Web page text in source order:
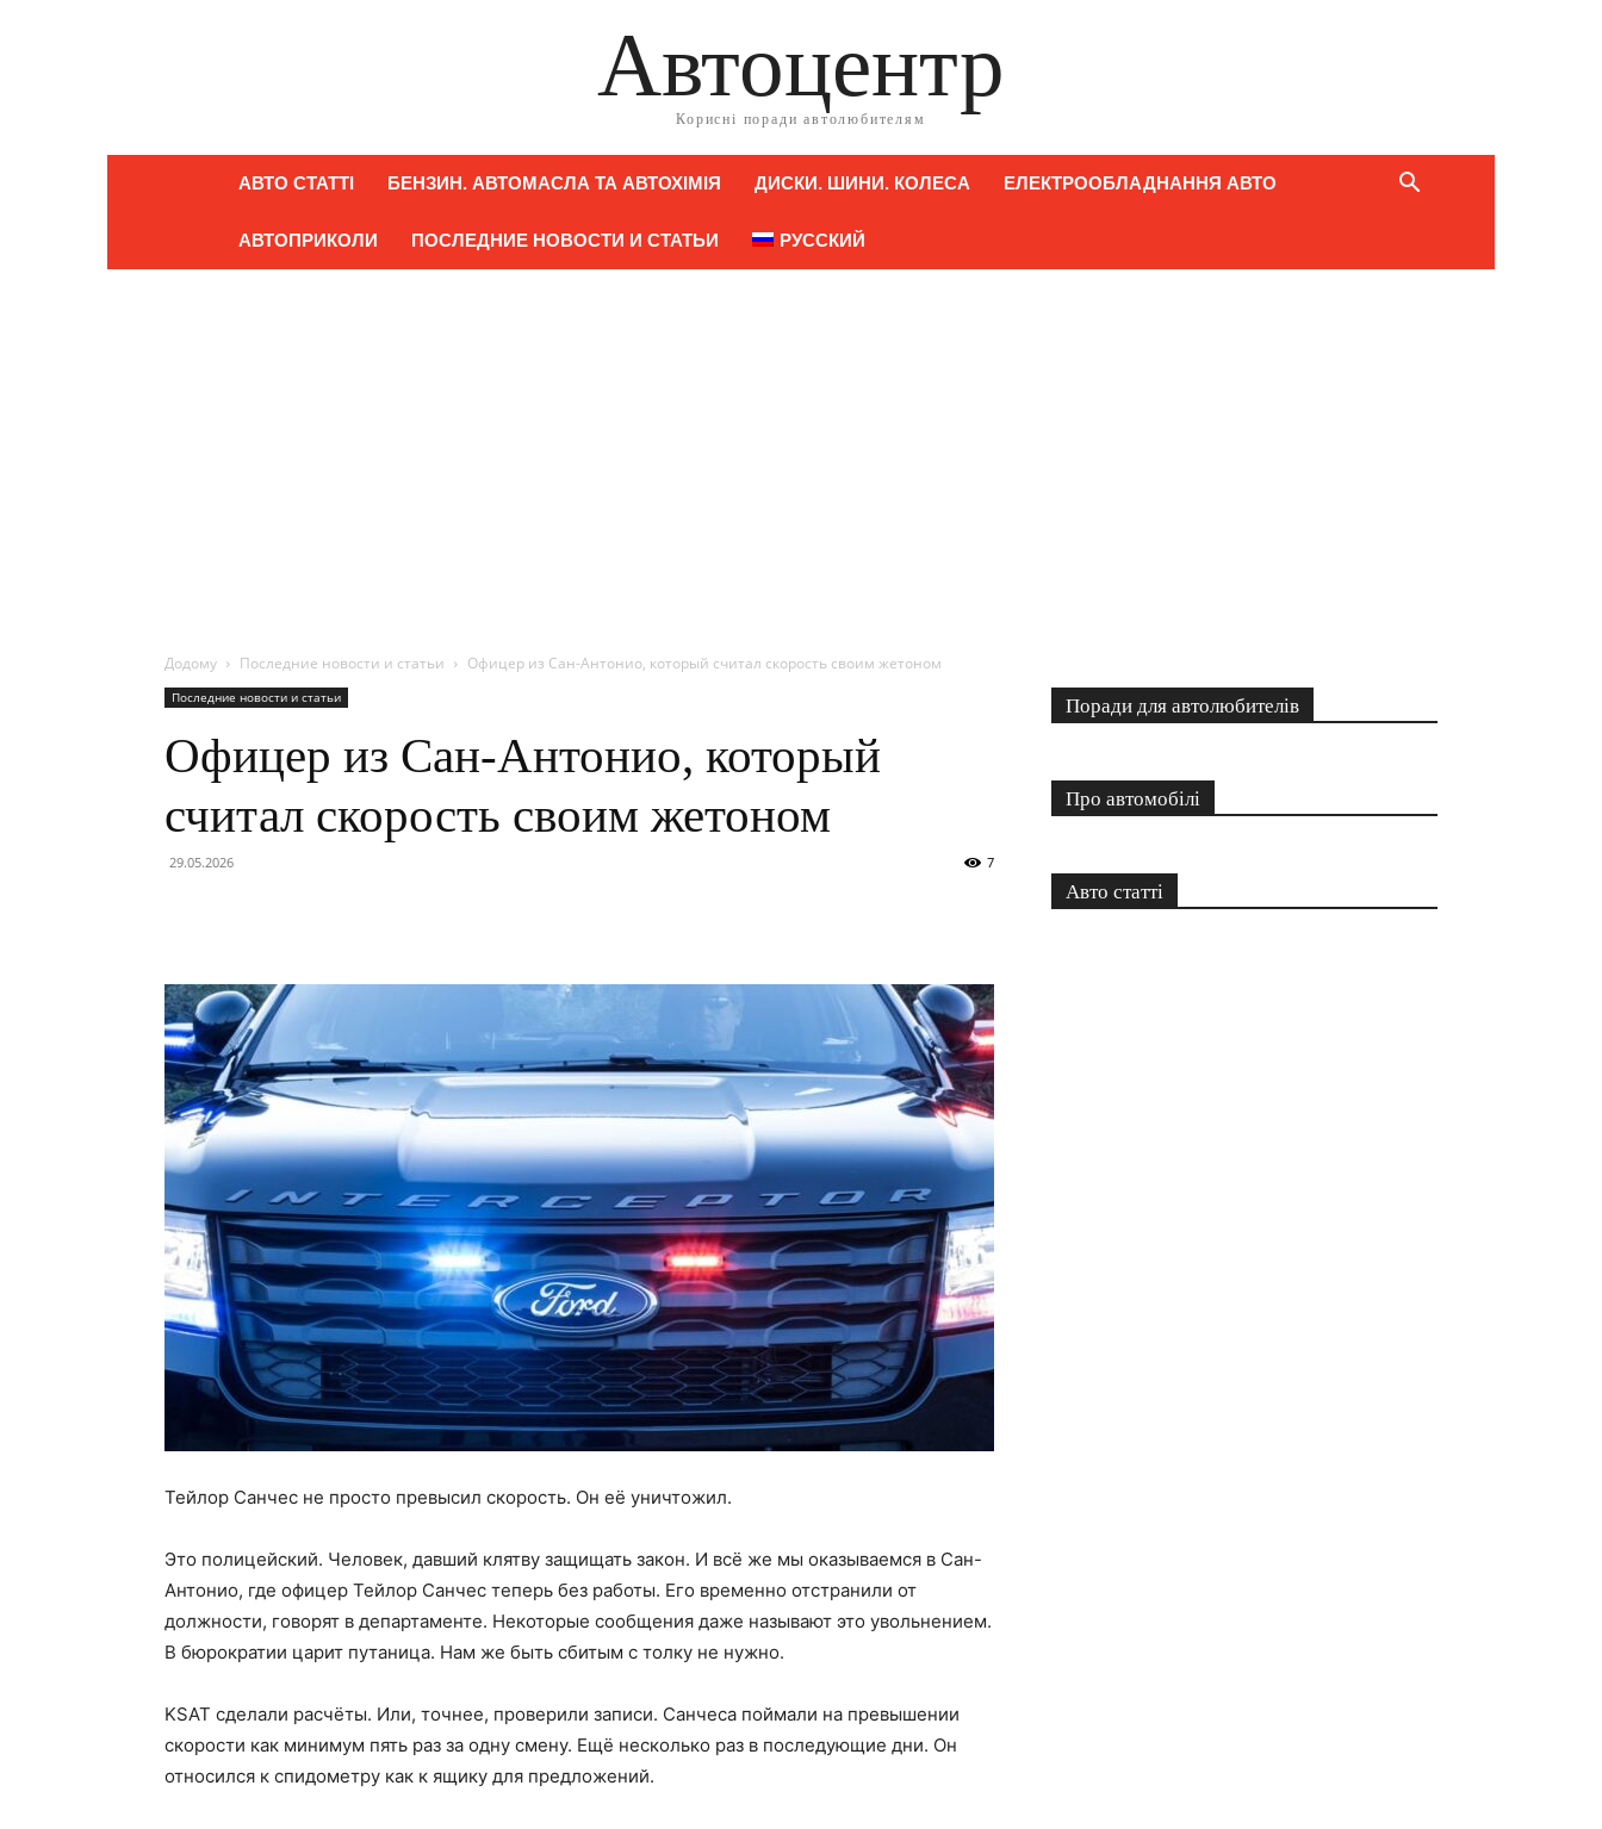
Автоцентр
Корисні поради автолюбителям
АВТО СТАТТІ БЕНЗИН. АВТОМАСЛА ТА АВТОХІМІЯ ДИСКИ. ШИНИ. КОЛЕСА ЕЛЕКТРООБЛАДНАННЯ АВТО
АВТОПРИКОЛИ ПОСЛЕДНИЕ НОВОСТИ И СТАТЬИ РУССКИЙ
Додому Последние новости и статьи Офицер из Сан-Антонио, который считал скорость своим жетоном
Последние новости и статьи
Офицер из Сан-Антонио, который
считал скорость своим жетоном
29.05.2026 7
Тейлор Санчес не просто превысил скорость. Он её уничтожил.
Это полицейский. Человек, давший клятву защищать закон. И всё же мы оказываемся в Сан-
Антонио, где офицер Тейлор Санчес теперь без работы. Его временно отстранили от
должности, говорят в департаменте. Некоторые сообщения даже называют это увольнением.
В бюрократии царит путаница. Нам же быть сбитым с толку не нужно.
KSAT сделали расчёты. Или, точнее, проверили записи. Санчеса поймали на превышении
скорости как минимум пять раз за одну смену. Ещё несколько раз в последующие дни. Он
относился к спидометру как к ящику для предложений.
Поради для автолюбителів
Про автомобілі
Авто статті